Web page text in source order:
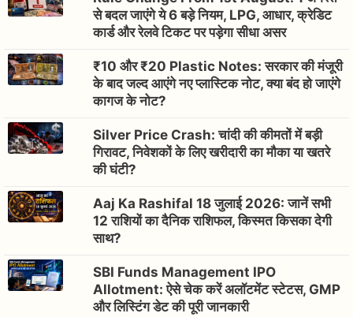
से बदल जाएंगे ये 6 बड़े नियम, LPG, आधार, क्रेडिट
कार्ड और रेलवे टिकट पर पड़ेगा सीधा असर
₹10 और ₹20 Plastic Notes: सरकार की मंजूरी
के बाद जल्द आएंगे नए प्लास्टिक नोट, क्या बंद हो जाएंगे
कागज के नोट?
Silver Price Crash: चांदी की कीमतों में बड़ी
गिरावट, निवेशकों के लिए खरीदारी का मौका या खतरे
की घंटी?
Aaj Ka Rashifal 18 जुलाई 2026: जानें सभी
12 राशियों का दैनिक राशिफल, किस्मत किसका देगी
साथ?
SBI Funds Management IPO
Allotment: ऐसे चेक करें अलॉटमेंट स्टेटस, GMP
और लिस्टिंग डेट की पूरी जानकारी